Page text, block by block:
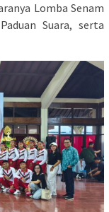
Lomba Senam
Suara, serta